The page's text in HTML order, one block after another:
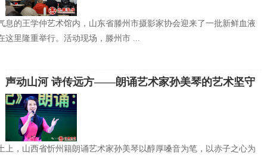
息的王学仲艺术馆内，山东省滕州市摄影家协会迎来了一批新鲜血液
里隆重举行。活动现场，滕州市 ...
声动山河 诗传远方——朗诵艺术家孙美琴的艺术坚守
与文化担当
上，山西省忻州籍朗诵艺术家孙美琴以醇厚嗓音为笔，以赤子之心为